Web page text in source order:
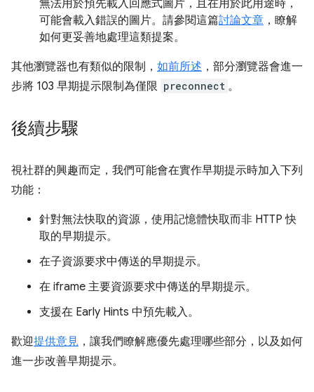
無法用於預先載入回應式圖片，且在用於此用途時，
可能會載入錯誤的圖片。請參閱這篇討論文章 ，瞭解
如何更妥善地處理這類提案。
其他瀏覽器也有類似的限制， 如前所述 ，部分瀏覽器會進一
步將 103 早期提示限制為僅限 preconnect 。
後續步驟
視社群的興趣而定，我們可能會在實作早期提示時加入下列
功能：
針對無法快取的資源，使用記憶體快取而非 HTTP 快
取的早期提示。
在子資源要求中傳送的早期提示。
在 iframe 主要資源要求中傳送的早期提示。
支援在 Early Hints 中預先載入。
歡迎提供意見 ，讓我們瞭解應優先處理哪些部分，以及如何
進一步改善早期提示。